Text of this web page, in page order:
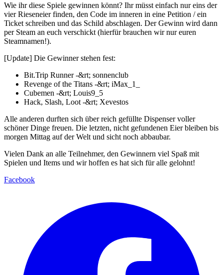
Wie ihr diese Spiele gewinnen könnt? Ihr müsst einfach nur eins der
vier Rieseneier finden, den Code im inneren in eine Petition / ein
Ticket schreiben und das Schild abschlagen. Der Gewinn wird dann
per Steam an euch verschickt (hierfür brauchen wir nur euren
Steamnamen!).
[Update] Die Gewinner stehen fest:
Bit.Trip Runner -&rt; sonnenclub
Revenge of the Titans -&rt; iMax_1_
Cubemen -&rt; Louis9_5
Hack, Slash, Loot -&rt; Xevestos
Alle anderen durften sich über reich gefüllte Dispenser voller
schöner Dinge freuen. Die letzten, nicht gefundenen Eier bleiben bis
morgen Mittag auf der Welt und sicht noch abbaubar.
Vielen Dank an alle Teilnehmer, den Gewinnern viel Spaß mit
Spielen und Items und wir hoffen es hat sich für alle gelohnt!
Facebook